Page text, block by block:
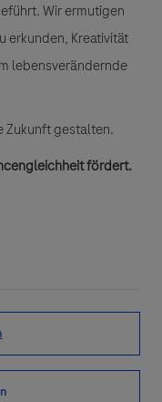
Wir ermutigen
erkunden, Kreativität
lebensverändernde
Zukunft gestalten.
fördert.